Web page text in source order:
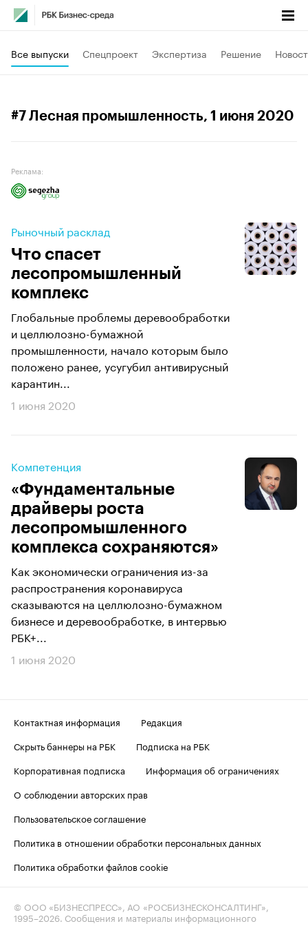
Все выпуски Спецпроект Экспертиза Решение
#7 Лесная промышленность, 1 июня 2020
Реклама:
Рыночный расклад
Что спасет
лесопромышленный
комплекс
Глобальные проблемы деревообработки
и целлюлозно-бумажной
промышленности, начало которым было
положено ранее, усугубил антивирусный
карантин...
1 июня 2020
Компетенция
«Фундаментальные
драйверы роста
лесопромышленного
комплекса сохраняются»
Как экономически ограничения из-за
распространения коронавируса
сказываются на целлюлозно-бумажном
бизнесе и деревообработке, в интервью
РБК+...
1 июня 2020
Контактная информация
Редакция
Скрыть баннеры на РБК
Подписка на РБК
Корпоративная подписка
Информация об ограничениях
О соблюдении авторских прав
Пользовательское соглашение
Политика в отношении обработки персональных данных
Политика обработки файлов cookie
© ООО «БИЗНЕСПРЕСС», АО «РОСБИЗНЕСКОНСАЛТИНГ»,
1995–2026. Сообщения и материалы информационного